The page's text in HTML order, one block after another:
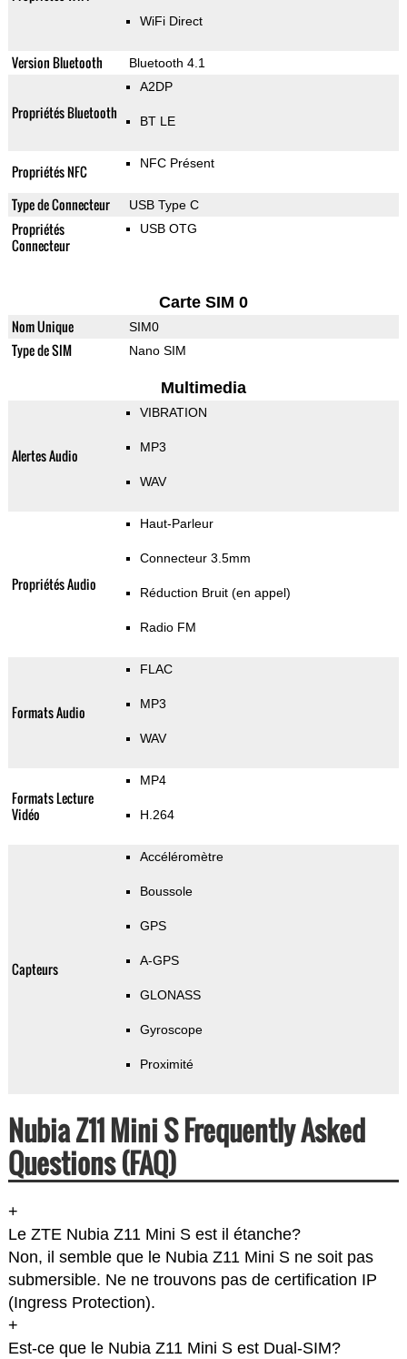
WiFi Direct
Version Bluetooth Bluetooth 4.1
Propriétés Bluetooth
A2DP
BT LE
Propriétés NFC NFC Présent
Type de Connecteur USB Type C
Propriétés
Connecteur
USB OTG
Carte SIM 0
Nom Unique SIM0
Type de SIM Nano SIM
Multimedia
Alertes Audio
VIBRATION
MP3
WAV
Propriétés Audio
Haut-Parleur
Connecteur 3.5mm
Réduction Bruit (en appel)
Radio FM
Formats Audio
FLAC
MP3
WAV
Formats Lecture
Vidéo
MP4
H.264
Capteurs
Accéléromètre
Boussole
GPS
A-GPS
GLONASS
Gyroscope
Proximité
Nubia Z11 Mini S Frequently Asked
Questions (FAQ)
+
Le ZTE Nubia Z11 Mini S est il étanche?
Non, il semble que le Nubia Z11 Mini S ne soit pas
submersible. Ne ne trouvons pas de certification IP
(Ingress Protection).
+
Est-ce que le Nubia Z11 Mini S est Dual-SIM?